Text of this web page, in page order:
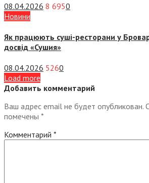
08.04.2026 8 6950
Новини
Як працюють суші-ресторани у
досвід «Сушия»
08.04.2026 5260
Load more
Добавить комментарий
Ваш адрес email не будет опубликован.
помечены *
Комментарий *